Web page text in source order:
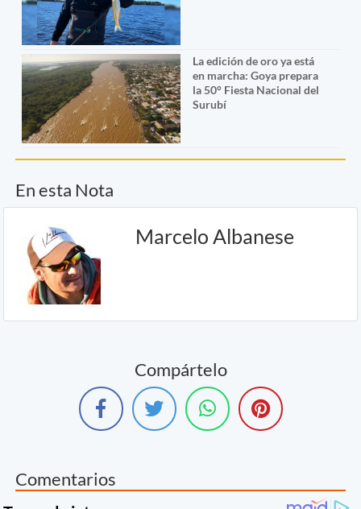
La edición de oro ya está
en marcha: Goya prepara
la 50° Fiesta Nacional del
Surubí
En esta Nota
Marcelo Albanese
Compártelo
Comentarios